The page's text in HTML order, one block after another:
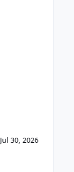
Jul 30, 2026